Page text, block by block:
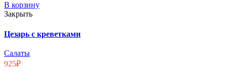
В корзину
Закрыть
Цезарь с креветками
Салаты
925₽